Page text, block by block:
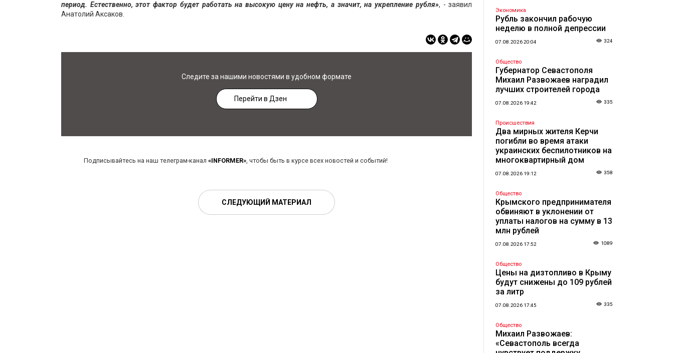
период. Естественно, этот фактор будет работать на высокую цену на нефть, а значит, на укрепление рубля», - заявил
Анатолий Аксаков.
Следите за нашими новостями в удобном формате
Перейти в Дзен
Подписывайтесь на наш телеграм-канал «INFORMER», чтобы быть в курсе всех новостей и событий!
СЛЕДУЮЩИЙ МАТЕРИАЛ
Экономика
Рубль закончил рабочую
неделю в полной депрессии
07.08.2026 20:04 324
Общество
Губернатор Севастополя
Михаил Развожаев наградил
лучших строителей города
07.08.2026 19:42 335
Происшествия
Два мирных жителя Керчи
погибли во время атаки
украинских беспилотников на
многоквартирный дом
07.08.2026 19:12 358
Общество
Крымского предпринимателя
обвиняют в уклонении от
уплаты налогов на сумму в 13
млн рублей
07.08.2026 17:52 1089
Общество
Цены на дизтопливо в Крыму
будут снижены до 109 рублей
за литр
07.08.2026 17:45 335
Общество
Михаил Развожаев:
«Севастополь всегда